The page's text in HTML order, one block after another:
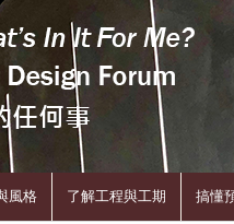
風格 了解工程與工期 搞懂